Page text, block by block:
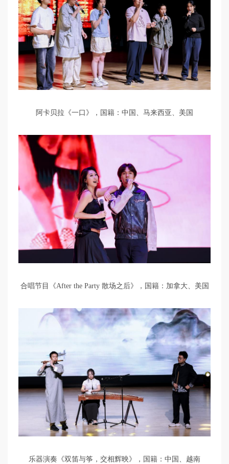
阿卡贝拉《一口》，国籍：中国、马来西亚、美国
合唱节目《After the Party 散场之后》，国籍：加拿大、美国
乐器演奏《双笛与筝，交相辉映》，国籍：中国、越南